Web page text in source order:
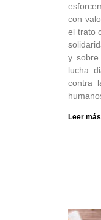
con
el trato
y
lucha
contra
Leer